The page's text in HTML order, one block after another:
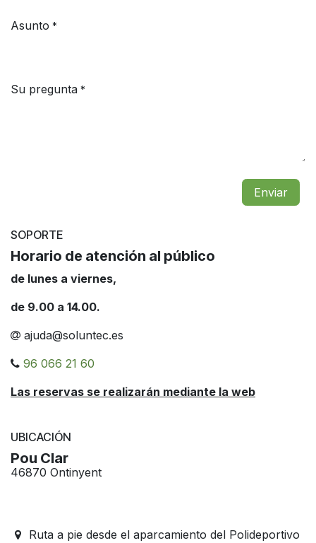
Asunto *
Su pregunta *
Enviar
SOPORTE
Horario de atención al público
de lunes a viernes,
de 9.00 a 14.00.
ajuda@soluntec.es
96 066 21 60
Las reservas se realizarán mediante la web
UBICACIÓN
Pou Clar
46870 Ontinyent
Ruta a pie desde el aparcamiento del Polideportivo